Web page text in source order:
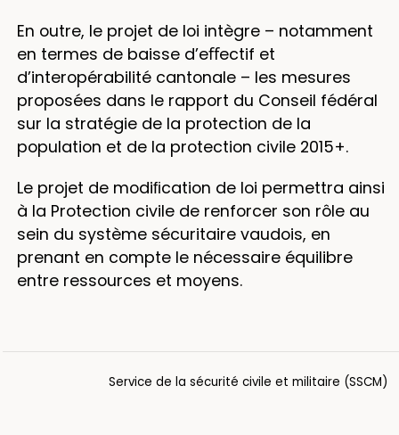
En outre, le projet de loi intègre – notamment
en termes de baisse d’eﬀectif et
d’interopérabilité cantonale – les mesures
proposées dans le rapport du Conseil fédéral
sur la stratégie de la protection de la
population et de la protection civile 2015+.
Le projet de modiﬁcation de loi permettra ainsi
à la Protection civile de renforcer son rôle au
sein du système sécuritaire vaudois, en
prenant en compte le nécessaire équilibre
entre ressources et moyens.
Service de la sécurité civile et militaire (SSCM)